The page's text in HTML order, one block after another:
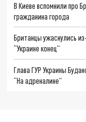
В Киеве вспомнили про
гражданина города
Британцы ужаснулись
“Украине конец”
Глава ГУР Украины
“На адреналине”